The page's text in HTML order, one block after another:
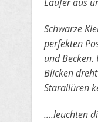
​Schwarze
perfekten
und
Blicken
Starallüren
​....leuchten